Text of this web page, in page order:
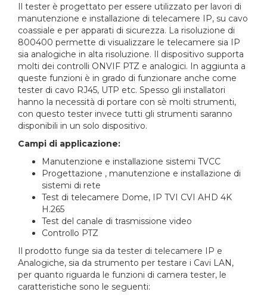
Il tester è progettato per essere utilizzato per lavori di
manutenzione e installazione di telecamere IP, su cavo
coassiale e per apparati di sicurezza. La risoluzione di
800400 permette di visualizzare le telecamere sia IP
sia analogiche in alta risoluzione. Il dispositivo supporta
molti dei controlli ONVIF PTZ e analogici. In aggiunta a
queste funzioni è in grado di funzionare anche come
tester di cavo RJ45, UTP etc. Spesso gli installatori
hanno la necessità di portare con sè molti strumenti,
con questo tester invece tutti gli strumenti saranno
disponibili in un solo dispositivo.
Campi di applicazione:
Manutenzione e installazione sistemi TVCC
Progettazione , manutenzione e installazione di
sistemi di rete
Test di telecamere Dome, IP TVI CVI AHD 4K
H.265
Test del canale di trasmissione video
Controllo PTZ
Il prodotto funge sia da tester di telecamere IP e
Analogiche, sia da strumento per testare i Cavi LAN,
per quanto riguarda le funzioni di camera tester, le
caratteristiche sono le seguenti: